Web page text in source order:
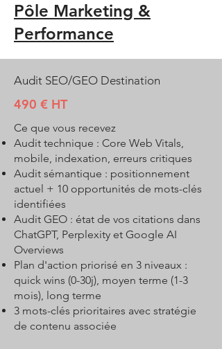
Pôle Marketing &
Performance
Audit SEO/GEO Destination
490 € HT
Ce que vous recevez
Audit technique : Core Web Vitals,
mobile, indexation, erreurs critiques
Audit sémantique : positionnement
actuel + 10 opportunités de mots-clés
identifiées
Audit GEO : état de vos citations dans
ChatGPT, Perplexity et Google AI
Overviews
Plan d'action priorisé en 3 niveaux :
quick wins (0-30j), moyen terme (1-3
mois), long terme
3 mots-clés prioritaires avec stratégie
de contenu associée